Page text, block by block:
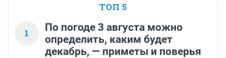
ТОП 5
1
По погоде 3 августа можно
определить, каким будет
декабрь, — приметы и поверья